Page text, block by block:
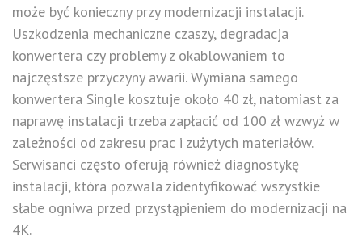
może być konieczny przy modernizacji instalacji.
Uszkodzenia mechaniczne czaszy, degradacja
konwertera czy problemy z okablowaniem to
najczęstsze przyczyny awarii. Wymiana samego
konwertera Single kosztuje około 40 zł, natomiast za
naprawę instalacji trzeba zapłacić od 100 zł wzwyż w
zależności od zakresu prac i zużytych materiałów.
Serwisanci często oferują również diagnostykę
instalacji, która pozwala zidentyfikować wszystkie
słabe ogniwa przed przystąpieniem do modernizacji na
4K.